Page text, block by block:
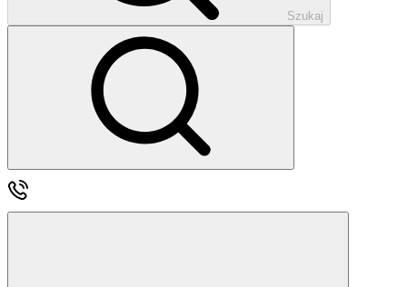
Szukaj